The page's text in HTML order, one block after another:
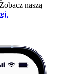
naszą